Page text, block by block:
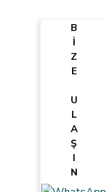
B
İ
Z
E
U
L
A
Ş
I
N